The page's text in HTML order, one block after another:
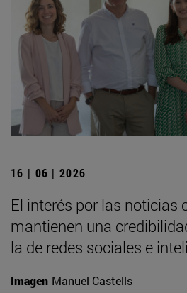
16 | 06 | 2026
El interés por las noticias
mantienen una
la de redes sociales e
Imagen Manuel Castells